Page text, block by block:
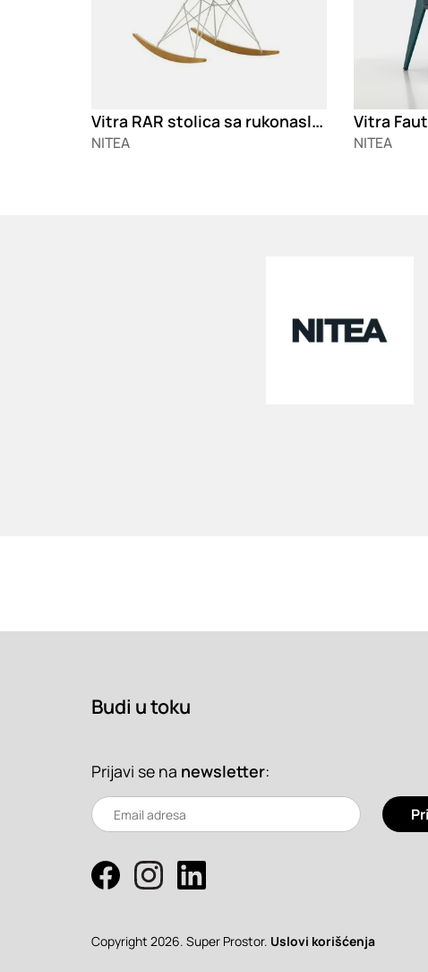
Vitra RAR stolica sa rukonaslonima
NITEA
Vitra
NITEA
Budi u toku
Prijavi se na newsletter:
Copyright 2026. Super Prostor. Uslovi korišćenja